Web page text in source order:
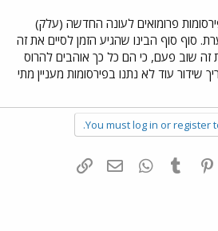
פרומואים לעונה החדשה (עלק)
סוף סוף הבינו שהגיע הזמן לסיים את זה
שוב פעם, כי הם כל כך אוהבים להרוס
שידור עוד לא נתנו בפירסומות מעניין מתי
You must log in or register
Pinterest
Tumblr
WhatsAppדואר אלקטרוני